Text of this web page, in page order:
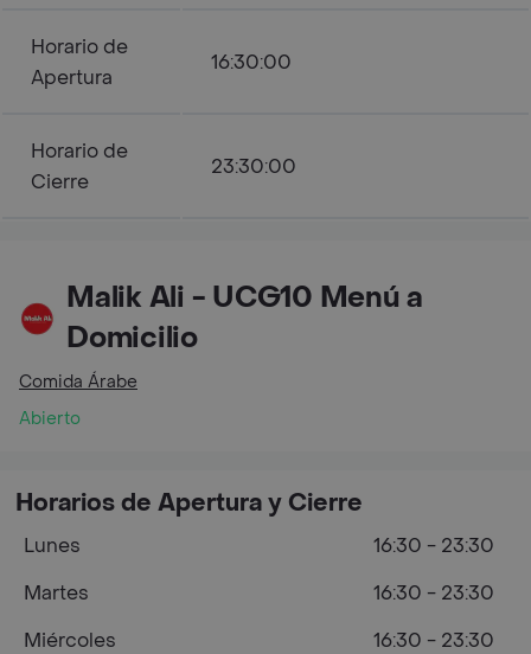
Horario de
Apertura
16:30:00
Horario de
Cierre
23:30:00
Malik Ali - UCG10 Menú a
Domicilio
Comida Árabe
Abierto
Horarios de Apertura y Cierre
Lunes
16:30 - 23:30
Martes
16:30 - 23:30
Miércoles
16:30 - 23:30